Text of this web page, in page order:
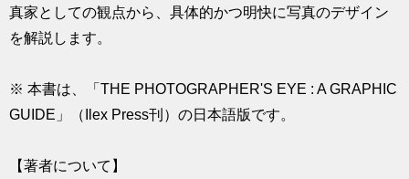
真家としての観点から、具体的かつ明快に写真のデザイン
を解説します。
※ 本書は、「THE PHOTOGRAPHER'S EYE : A GRAPHIC
GUIDE」（Ilex Press刊）の日本語版です。
【著者について】